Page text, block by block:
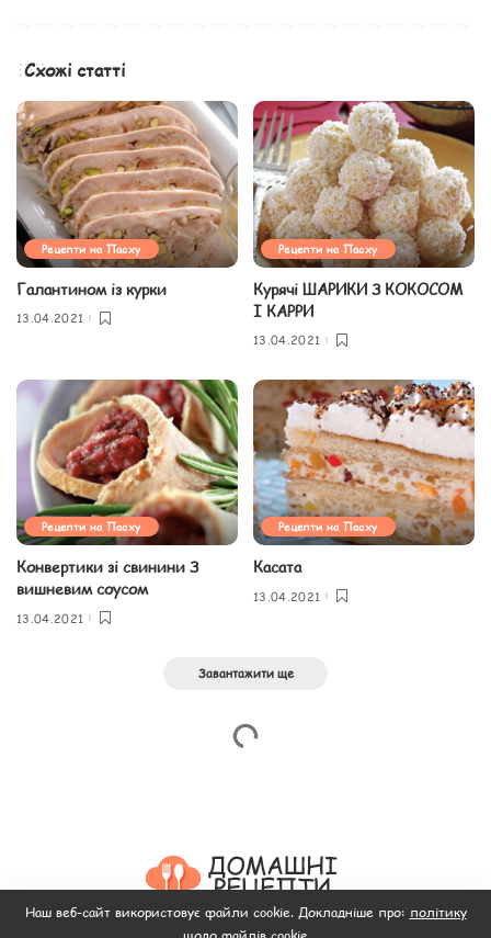
Схожі статті
Рецепти на Пасху
Галантином із курки
13.04.2021
Рецепти на Пасху
Курячі ШАРИКИ З КОКОСОМ
І КАРРИ
13.04.2021
Рецепти на Пасху
Конвертики зі свинини З
вишневим соусом
13.04.2021
Рецепти на Пасху
Касата
13.04.2021
Завантажити ще
Наш веб-сайт використовує файли cookie. Докладніше про: політику